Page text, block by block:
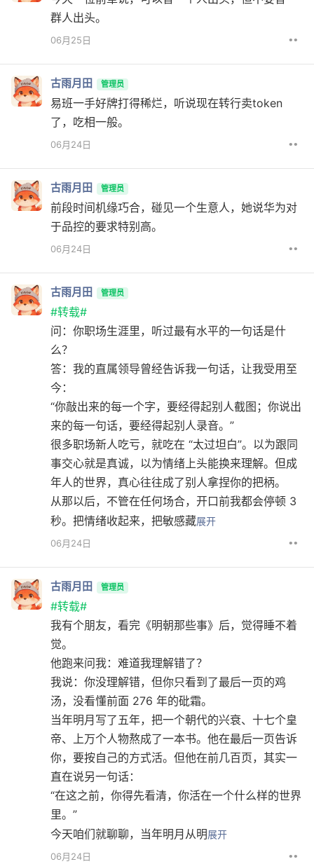
群人出头。
06月25日 ••
古雨月田 管理员
易班一手好牌打得稀烂，听说现在转行卖token
了，吃相一般。
06月24日 ••
古雨月田 管理员
前段时间机缘巧合，碰见一个生意人，她说华为对
于品控的要求特别高。
06月24日 ••
古雨月田 管理员
#转载#
问：你职场生涯里，听过最有水平的一句话是什
么？
答：我的直属领导曾经告诉我一句话，让我受用至
今：
“你敲出来的每一个字，要经得起别人截图；你说出
来的每一句话，要经得起别人录音。”
很多职场新人吃亏，就吃在 “太过坦白”。以为跟同
事交心就是真诚，以为情绪上头能换来理解。但成
年人的世界，真心往往成了别人拿捏你的把柄。
从那以后，不管在任何场合，开口前我都会停顿 3
秒。把情绪收起来，把敏感藏展开
06月24日
••
古雨月田 管理员
#转载#
我有个朋友，看完《明朝那些事》后，觉得睡不着
觉。
他跑来问我：难道我理解错了？
我说：你没理解错，但你只看到了最后一页的鸡
汤，没看懂前面 276 年的砒霜。
当年明月写了五年，把一个朝代的兴衰、十七个皇
帝、上万个人物熬成了一本书。他在最后一页告诉
你，要按自己的方式活。但他在前几百页，其实一
直在说另一句话：
“在这之前，你得先看清，你活在一个什么样的世界
里。”
今天咱们就聊聊，当年明月从明展开
06月24日
••